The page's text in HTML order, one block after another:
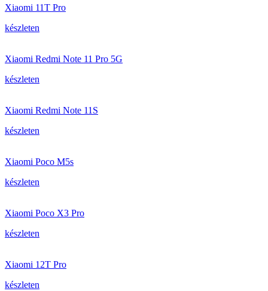
Xiaomi 11T Pro
készleten
Xiaomi Redmi Note 11 Pro 5G
készleten
Xiaomi Redmi Note 11S
készleten
Xiaomi Poco M5s
készleten
Xiaomi Poco X3 Pro
készleten
Xiaomi 12T Pro
készleten